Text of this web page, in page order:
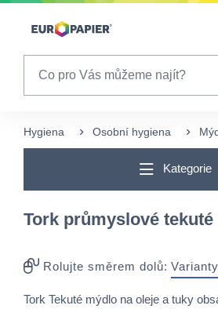
Table Of Content
Často nakupované s tímto produktem
Hygiena Osobní hygiena
Kategorie
Tork průmyslové
Rolujte směrem dolů:
Tork Tekuté mýdlo na oleje a tuky